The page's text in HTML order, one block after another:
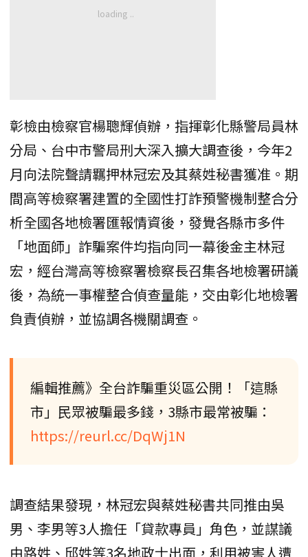
彰檢由檢察官楊聰輝偵辦，指揮彰化縣警局員林
分局、台中市警局刑大深入擴大調查後，今年2
月向法院聲請羈押林冠宏及其蔡姓秘書獲准。期
間高等檢察署建置的全國性打詐預警機制整合分
析全國各地檢署匯報情資後，發覺各縣市多件
「地面師」詐騙案件均指向同一幕後金主林冠
宏，經台灣高等檢察署檢察長召集各地檢署研議
後，為統一事權整合偵查量能，交由彰化地檢署
負責偵辦，並協調各機關調查。
編輯推薦》全台詐騙重災區公開！「這縣
市」民眾被騙最多錢，3縣市最常被騙：
https://reurl.cc/DqWj1N
調查結果發現，林冠宏與蔡姓秘書共同推由吳
男、李男等3人擔任「貸款專員」角色，並謀議
由路姓、邱姓等3名地政士出面，利用被害人遭